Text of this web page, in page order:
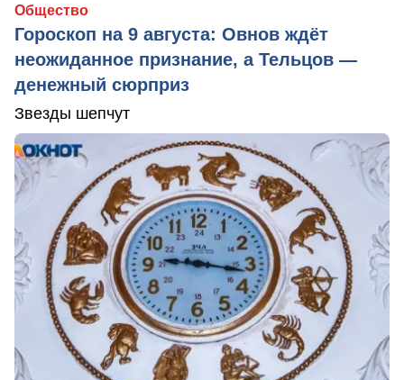
Общество
Гороскоп на 9 августа: Овнов ждёт
неожиданное признание, а Тельцов —
денежный сюрприз
Звезды шепчут